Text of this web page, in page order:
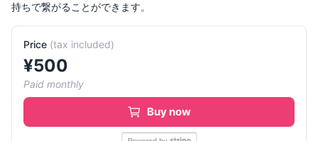
持ちで繋がることができます。
Price (tax included)
¥500
Paid monthly
Buy now